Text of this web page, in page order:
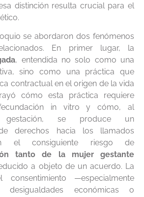
distinción resulta crucial para el
se abordaron dos fenómenos
En primer lugar, la
, entendida no solo como una
sino como una práctica que
contractual en el origen de la vida
cómo esta práctica requiere
fecundación in vitro y cómo, al
gestación, se produce un
derechos hacia los llamados
el consiguiente riesgo de
tanto de la mujer gestante
a objeto de un acuerdo. La
—especialmente
desigualdades económicas o